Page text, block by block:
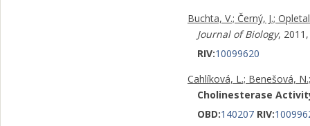
Buchta, V.; Černý, J.;
Journal of Biology,
RIV:10099620
Cahlíková, L.; Benešová,
Cholinesterase
OBD:140207 RIV: